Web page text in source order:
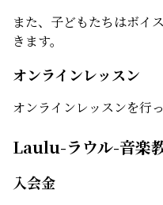
また、子どもたちはボイ
きます。
オンラインレッスン
オンラインレッスンを行っ
Laulu-ラウル-音楽
入会金